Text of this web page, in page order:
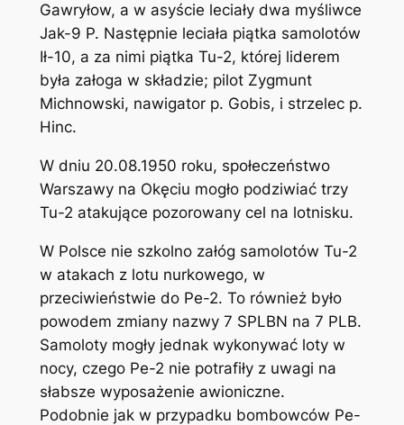
Gawryłow, a w asyście leciały dwa myśliwce
Jak-9 P. Następnie leciała piątka samolotów
Ił-10, a za nimi piątka Tu-2, której liderem
była załoga w składzie; pilot Zygmunt
Michnowski, nawigator p. Gobis, i strzelec p.
Hinc.
W dniu 20.08.1950 roku, społeczeństwo
Warszawy na Okęciu mogło podziwiać trzy
Tu-2 atakujące pozorowany cel na lotnisku.
W Polsce nie szkolno załóg samolotów Tu-2
w atakach z lotu nurkowego, w
przeciwieństwie do Pe-2. To również było
powodem zmiany nazwy 7 SPLBN na 7 PLB.
Samoloty mogły jednak wykonywać loty w
nocy, czego Pe-2 nie potrafiły z uwagi na
słabsze wyposażenie awioniczne.
Podobnie jak w przypadku bombowców Pe-